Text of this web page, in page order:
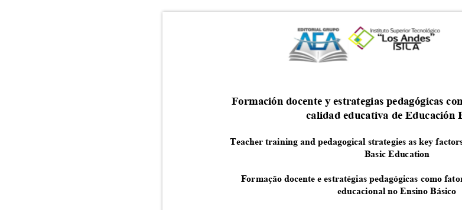
Formación docente y estrategias pedagógicas
calidad educativa de Educación
Teacher training and pedagogical strategies as key
Basic Education
Formação docente e estratégias pedagógicas como
educacional no Ensino Básico